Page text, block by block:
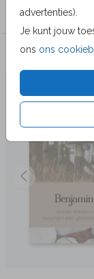
advertenties).
Je kunt jouw
ons ons
MyCards
Veel